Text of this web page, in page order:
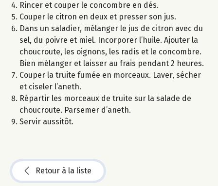
Rincer et couper le concombre en dés.
Couper le citron en deux et presser son jus.
Dans un saladier, mélanger le jus de citron avec du
sel, du poivre et miel. Incorporer l’huile. Ajouter la
choucroute, les oignons, les radis et le concombre.
Bien mélanger et laisser au frais pendant 2 heures.
Couper la truite fumée en morceaux. Laver, sécher
et ciseler l’aneth.
Répartir les morceaux de truite sur la salade de
choucroute. Parsemer d’aneth.
Servir aussitôt.
Retour à la liste